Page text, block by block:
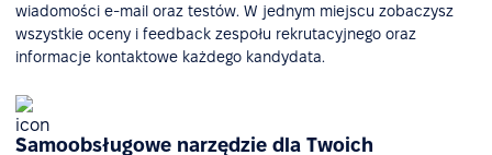
wiadomości e-mail oraz testów. W jednym miejscu zobaczysz
wszystkie oceny i feedback zespołu rekrutacyjnego oraz
informacje kontaktowe każdego kandydata.
Samoobsługowe narzędzie dla Twoich